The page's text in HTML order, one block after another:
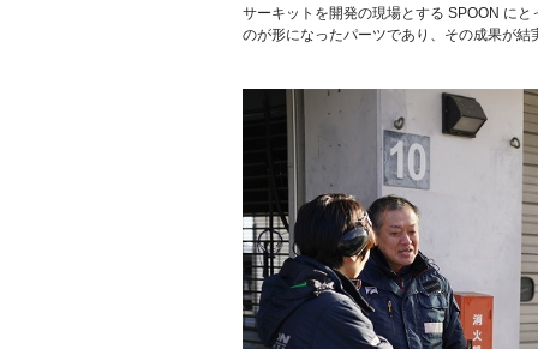
サーキットを開発の現場とする SPOON に
のが形になったパーツであり、その成果が結